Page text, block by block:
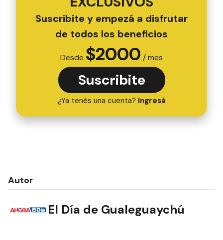
Suscribite y empezá a disfrutar
de todos los beneficios
Desde $2000 / mes
Suscribite
¿Ya tenés una cuenta? Ingresá
Autor
El Día de Gualeguaychú